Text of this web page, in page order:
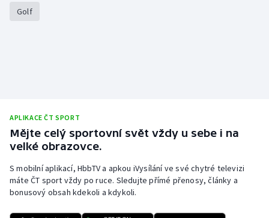
Volejbal
Golf
APLIKACE ČT SPORT
Mějte celý sportovní svět vždy u sebe i na
velké obrazovce.
S mobilní aplikací, HbbTV a apkou iVysílání ve své chytré televizi
máte ČT sport vždy po ruce. Sledujte přímé přenosy, články a
bonusový obsah kdekoli a kdykoli.